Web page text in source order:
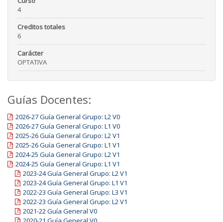
4
Creditos totales
6
Carácter
OPTATIVA
Guías Docentes:
2026-27 Guía General Grupo: L2 V0
2026-27 Guía General Grupo: L1 V0
2025-26 Guía General Grupo: L2 V1
2025-26 Guía General Grupo: L1 V1
2024-25 Guía General Grupo: L2 V1
2024-25 Guía General Grupo: L1 V1
2023-24 Guía General Grupo: L2 V1
2023-24 Guía General Grupo: L1 V1
2022-23 Guía General Grupo: L3 V1
2022-23 Guía General Grupo: L2 V1
2021-22 Guía General V0